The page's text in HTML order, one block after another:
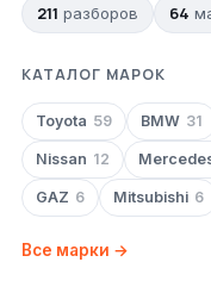
211 разборов 64
КАТАЛОГ МАРОК
Toyota 59 BMW 31
Nissan 12
GAZ 6 Mitsubishi 6
Все марки →